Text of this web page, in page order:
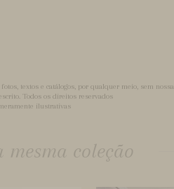
textos e catálogos, por qualquer meio, sem nossa
Todos os direitos reservados
ilustrativas
mesma coleção